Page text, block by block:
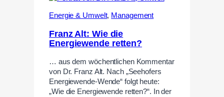
Energie & Umwelt, Management
Franz Alt: Wie die
Energiewende retten?
… aus dem wöchentlichen Kommentar
von Dr. Franz Alt. Nach „Seehofers
Energiewende-Wende“ folgt heute:
„Wie die Energiewende retten?“. In der